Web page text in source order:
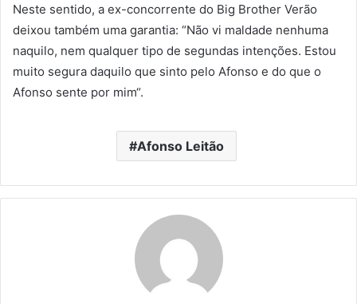
Neste sentido, a ex-concorrente do Big Brother Verão
deixou também uma garantia: “Não vi maldade nenhuma
naquilo, nem qualquer tipo de segundas intenções. Estou
muito segura daquilo que sinto pelo Afonso e do que o
Afonso sente por mim“.
Afonso Leitão